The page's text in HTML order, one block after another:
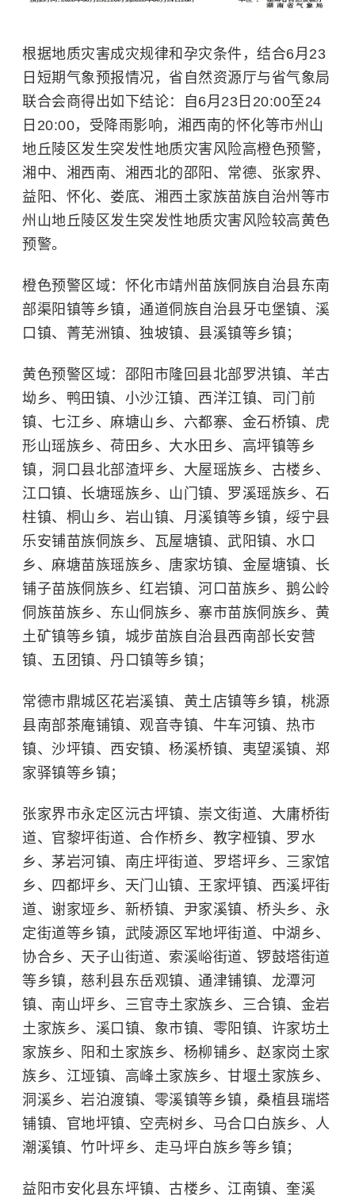
根据地质灾害成灾规律和孕灾条件，结合6月23
日短期气象预报情况，省自然资源厅与省气象局
联合会商得出如下结论：
自6月23日20:00至24
日20:00，受降雨影响，湘西南的怀化等市州山
地丘陵区发生突发性地质灾害风险高橙色预警，
湘中、湘西南、湘西北的邵阳、常德、张家界、
益阳、怀化、娄底、湘西土家族苗族自治州等市
州山地丘陵区发生突发性地质灾害风险较高黄色
预警。
橙色预警区域：怀化市靖州苗族侗族自治县东南
部渠阳镇等乡镇，通道侗族自治县牙屯堡镇、溪
口镇、菁芜洲镇、独坡镇、县溪镇等乡镇；
黄色预警区域：邵阳市隆回县北部罗洪镇、羊古
坳乡、鸭田镇、小沙江镇、西洋江镇、司门前
镇、七江乡、麻塘山乡、六都寨、金石桥镇、虎
形山瑶族乡、荷田乡、大水田乡、高坪镇等乡
镇，洞口县北部渣坪乡、大屋瑶族乡、古楼乡、
江口镇、长塘瑶族乡、山门镇、罗溪瑶族乡、石
柱镇、桐山乡、岩山镇、月溪镇等乡镇，绥宁县
乐安铺苗族侗族乡、瓦屋塘镇、武阳镇、水口
乡、麻塘苗族瑶族乡、唐家坊镇、金屋塘镇、长
铺子苗族侗族乡、红岩镇、河口苗族乡、鹅公岭
侗族苗族乡、东山侗族乡、寨市苗族侗族乡、黄
土矿镇等乡镇，城步苗族自治县西南部长安营
镇、五团镇、丹口镇等乡镇；
常德市鼎城区花岩溪镇、黄土店镇等乡镇，桃源
县南部茶庵铺镇、观音寺镇、牛车河镇、热市
镇、沙坪镇、西安镇、杨溪桥镇、夷望溪镇、郑
家驿镇等乡镇；
张家界市永定区沅古坪镇、崇文街道、大庸桥街
道、官黎坪街道、合作桥乡、教字桠镇、罗水
乡、茅岩河镇、南庄坪街道、罗塔坪乡、三家馆
乡、四都坪乡、天门山镇、王家坪镇、西溪坪街
道、谢家垭乡、新桥镇、尹家溪镇、桥头乡、永
定街道等乡镇，武陵源区军地坪街道、中湖乡、
协合乡、天子山街道、索溪峪街道、锣鼓塔街道
等乡镇，慈利县东岳观镇、通津铺镇、龙潭河
镇、南山坪乡、三官寺土家族乡、三合镇、金岩
土家族乡、溪口镇、象市镇、零阳镇、许家坊土
家族乡、阳和土家族乡、杨柳铺乡、赵家岗土家
族乡、江垭镇、高峰土家族乡、甘堰土家族乡、
洞溪乡、岩泊渡镇、零溪镇等乡镇，桑植县瑞塔
铺镇、官地坪镇、空壳树乡、马合口白族乡、人
潮溪镇、竹叶坪乡、走马坪白族乡等乡镇；
益阳市安化县东坪镇、古楼乡、江南镇、奎溪